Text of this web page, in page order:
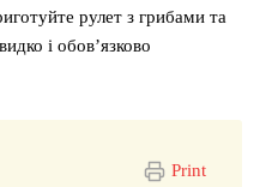
рулет з грибами та
і обов’язково
Print